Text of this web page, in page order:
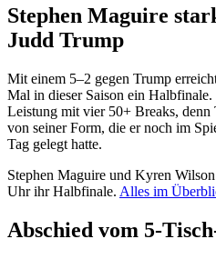
Stephen Maguire
Judd Trump
Mit einem 5–2 gegen Trump
Mal in dieser Saison ein
Leistung mit vier 50+ Breaks,
von seiner Form, die er noch im
Tag gelegt hatte.
Stephen Maguire und Kyren
Uhr ihr Halbfinale. Alles im
Abschied vom 5-